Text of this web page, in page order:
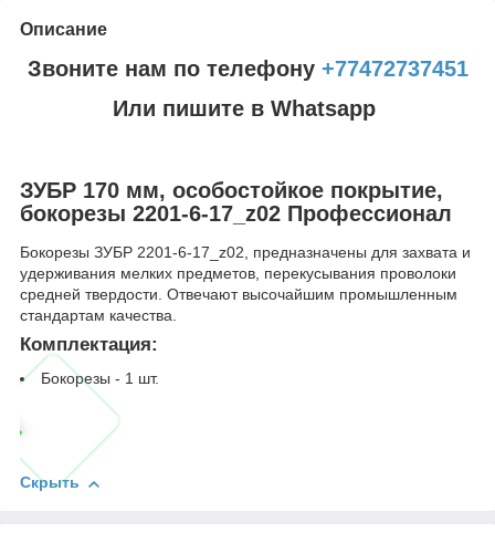
Описание
Звоните нам по телефону +77472737451
Или пишите в Whatsapp
ЗУБР 170 мм, особостойкое покрытие,
бокорезы 2201-6-17_z02 Профессионал
Бокорезы ЗУБР 2201-6-17_z02, предназначены для захвата и
удерживания мелких предметов, перекусывания проволоки
средней твердости. Отвечают высочайшим промышленным
стандартам качества.
Комплектация:
Бокорезы - 1 шт.
Скрыть